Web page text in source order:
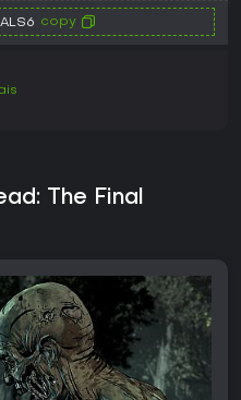
copy
The Final